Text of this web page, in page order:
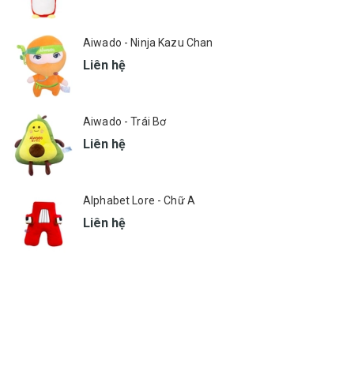
Aiwado - Ninja Kazu Chan
Liên hệ
Aiwado - Trái Bơ
Liên hệ
Alphabet Lore - Chữ A
Liên hệ